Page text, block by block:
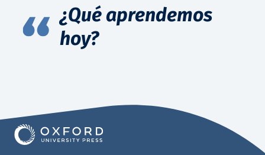
¿Qué aprendemos
hoy?